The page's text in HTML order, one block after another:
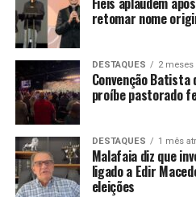
retomar nome
DESTAQUES 2 meses
Convenção Batista
proíbe pastorado
DESTAQUES 1 mês
Malafaia diz que
ligado a Edir
eleições